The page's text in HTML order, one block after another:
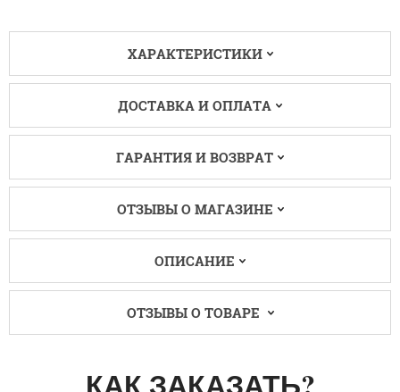
ХАРАКТЕРИСТИКИ
ДОСТАВКА И ОПЛАТА
ГАРАНТИЯ И ВОЗВРАТ
ОТЗЫВЫ О МАГАЗИНЕ
ОПИСАНИЕ
ОТЗЫВЫ О ТОВАРЕ